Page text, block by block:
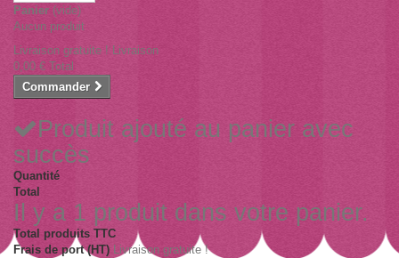
Panier (vide)
Aucun produit
Livraison gratuite ! Livraison
0,00 € Total
Commander
Produit ajouté au panier avec
succès
Quantité
Total
Il y a 1 produit dans votre panier.
Total produits TTC
Frais de port (HT) Livraison gratuite !